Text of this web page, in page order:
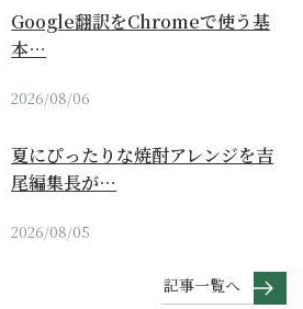
Google翻訳をChromeで使う基
本…
2026/08/06
夏にぴったりな焼酎アレンジを吉
尾編集長が…
2026/08/05
記事一覧へ